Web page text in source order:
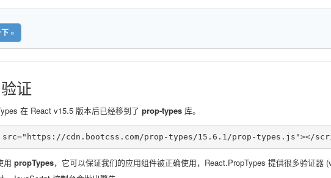
»
证
在 React v15.5 版本后已经移到了 prop-types 库。
cdn.bootcss.com/prop-types/15.6.1/prop-types.js"></
用 propTypes，它可以保证我们的应用组件被正确使用，React.PropTypes 提供很多验证器